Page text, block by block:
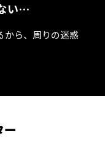
い…
から、周りの迷惑
ー